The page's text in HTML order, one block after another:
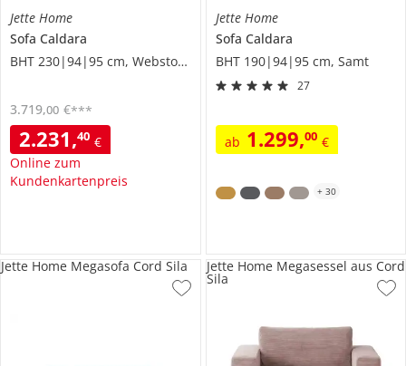
Jette Home
Sofa Caldara
BHT 230|94|95 cm, Webstoff meliert
2.231,40 €
Online zum
Kundenkartenpreis
3.719,00 €***
Jette Home
Sofa Caldara
BHT 190|94|95 cm, Samt
27
ab 1.299,00 €
+ 30
Jette Home Megasofa Cord Sila Jette Home Megasessel aus Cord
Sila